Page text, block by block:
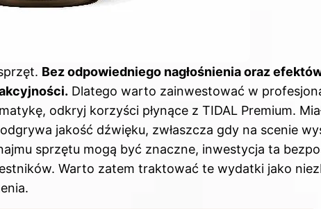
Bez odpowiedniego nagłośnienia oraz
Dlatego warto zainwestować w
odkryj korzyści płynące z TIDAL Premium.
jakość dźwięku, zwłaszcza gdy na scenie
sprzętu mogą być znaczne, inwestycja ta
Warto zatem traktować te wydatki jako